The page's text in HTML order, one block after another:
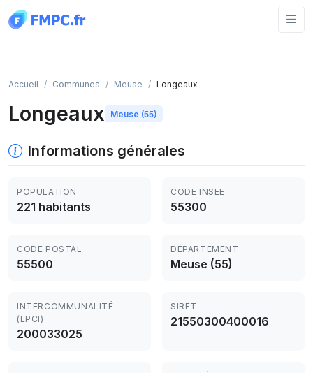
Accueil Communes Meuse Longeaux
Longeaux Meuse (55)
Informations générales
POPULATION
221 habitants
CODE INSEE
55300
CODE POSTAL
55500
DÉPARTEMENT
Meuse (55)
INTERCOMMUNALITÉ
(EPCI)
200033025
SIRET
21550300400016
Panneau de gestion des cookies